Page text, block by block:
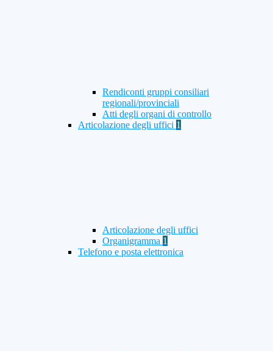
Rendiconti gruppi consiliari
regionali/provinciali
Atti degli organi di controllo
Articolazione degli uffici 1
Articolazione degli uffici
Organigramma 1
Telefono e posta elettronica